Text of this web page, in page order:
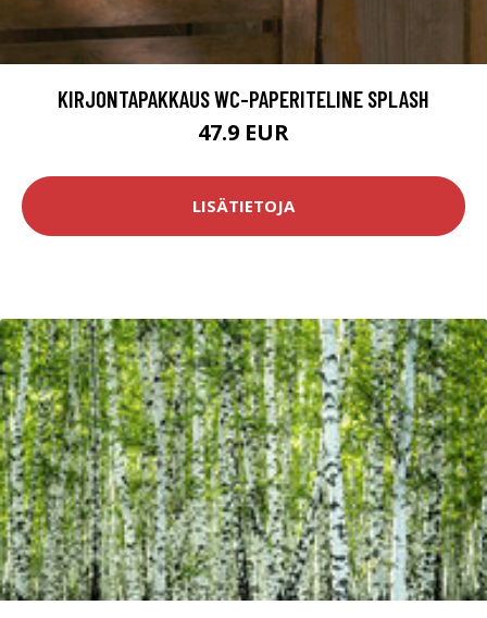
KIRJONTAPAKKAUS WC-PAPERITELINE SPLASH
47.9 EUR
LISÄTIETOJA